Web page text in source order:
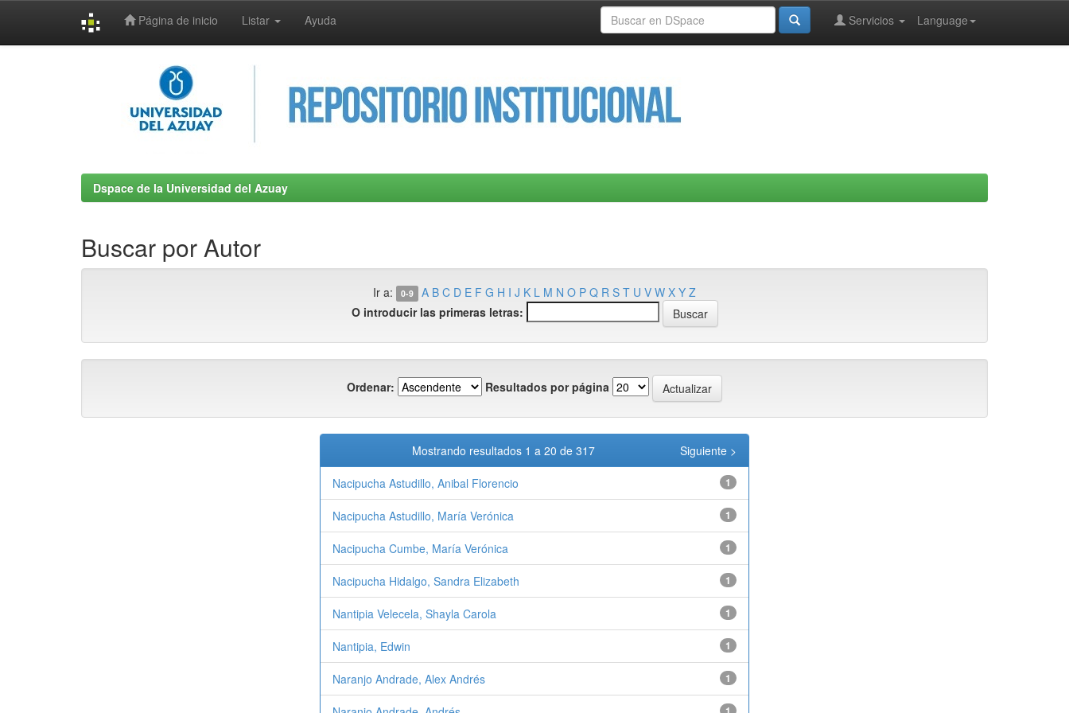
Página de inicio Listar Ayuda Language
Servicios
Dspace de la Universidad del Azuay
Buscar por Autor
Ir a: 0-9 A B C D E F G H I J K L M N O P Q R S T U V W X Y Z
O introducir las primeras letras:
Ordenar: Resultados por página
Mostrando resultados 1 a 20 de 317 Siguiente >
Nacipucha Astudillo, Anibal Florencio 1
Nacipucha Astudillo, María Verónica 1
Nacipucha Cumbe, María Verónica 1
Nacipucha Hidalgo, Sandra Elizabeth 1
Nantipia Velecela, Shayla Carola 1
Nantipia, Edwin 1
Naranjo Andrade, Alex Andrés 1